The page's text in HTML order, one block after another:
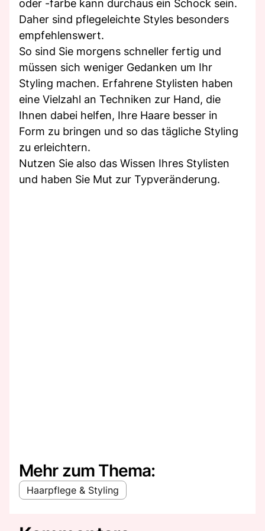
oder -farbe kann durchaus ein Schock sein.
Daher sind pflegeleichte Styles besonders
empfehlenswert.
So sind Sie morgens schneller fertig und
müssen sich weniger Gedanken um Ihr
Styling machen. Erfahrene Stylisten haben
eine Vielzahl an Techniken zur Hand, die
Ihnen dabei helfen, Ihre Haare besser in
Form zu bringen und so das tägliche Styling
zu erleichtern.
Nutzen Sie also das Wissen Ihres Stylisten
und haben Sie Mut zur Typveränderung.
Mehr zum Thema:
Haarpflege & Styling